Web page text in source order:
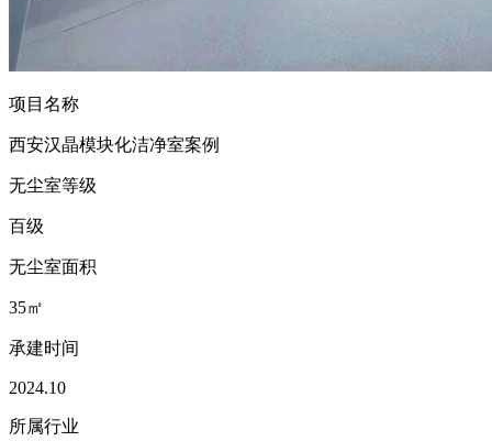
项目名称
西安汉晶模块化洁净室案例
无尘室等级
百级
无尘室面积
35㎡
承建时间
2024.10
所属行业